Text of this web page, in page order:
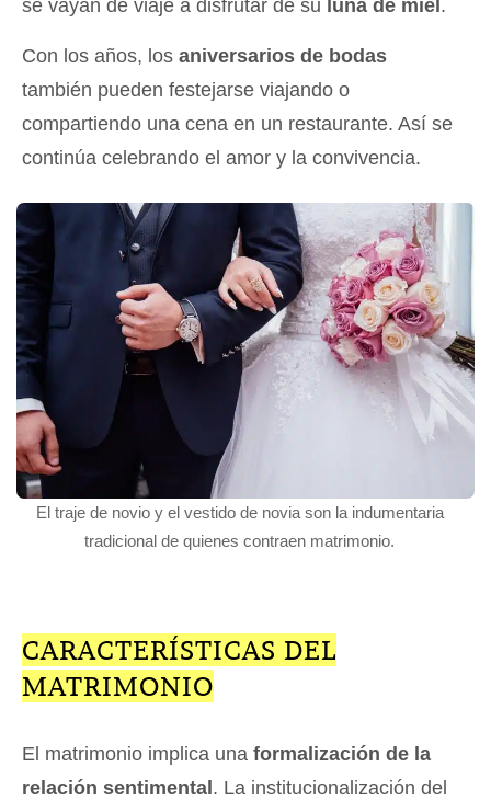
se vayan de viaje a disfrutar de su luna de miel.
Con los años, los aniversarios de bodas
también pueden festejarse viajando o
compartiendo una cena en un restaurante. Así se
continúa celebrando el amor y la convivencia.
El traje de novio y el vestido de novia son la indumentaria
tradicional de quienes contraen matrimonio.
CARACTERÍSTICAS DEL
MATRIMONIO
El matrimonio implica una formalización de la
relación sentimental . La institucionalización del